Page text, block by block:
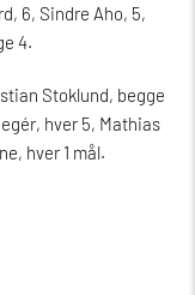
6, Sindre Aho, 5,
4.
Stoklund, begge
hver 5, Mathias
hver 1 mål.